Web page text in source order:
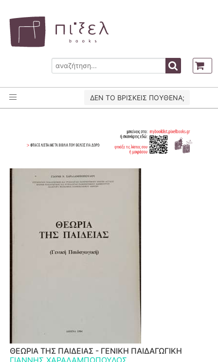
ΔΕΝ ΤΟ ΒΡΙΣΚΕΙΣ ΠΟΥΘΕΝΑ;
ΘΕΩΡΙΑ ΤΗΣ ΠΑΙΔΕΙΑΣ - ΓΕΝΙΚΗ ΠΑΙΔΑΓΩΓΙΚΗ
ΓΙΑΝΝΗΣ ΧΑΡΑΛΑΜΠΟΠΟΥΛΟΣ